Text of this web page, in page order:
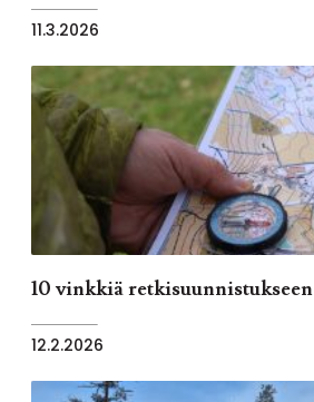
11.3.2026
10 vinkkiä retkisuunnistukseen
12.2.2026